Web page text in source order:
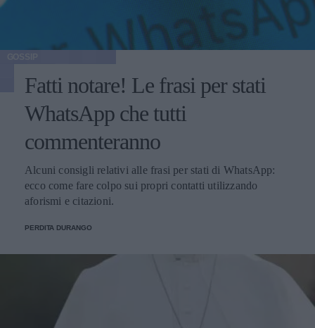
Fatti notare! Le frasi per stati
WhatsApp che tutti
commenteranno
Alcuni consigli relativi alle frasi per stati di WhatsApp:
ecco come fare colpo sui propri contatti utilizzando
aforismi e citazioni.
PERDITA DURANGO